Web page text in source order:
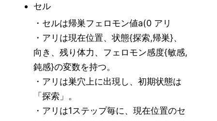
セル
・セルは帰巣フェロモン値a(0 アリ
・アリは現在位置、状態{探索,帰巣}、
向き、残り体力、フェロモン感度{敏感,
鈍感}の変数を持つ。
・アリは巣穴上に出現し、初期状態は
「探索」。
・アリは1ステップ毎に、現在位置のセ